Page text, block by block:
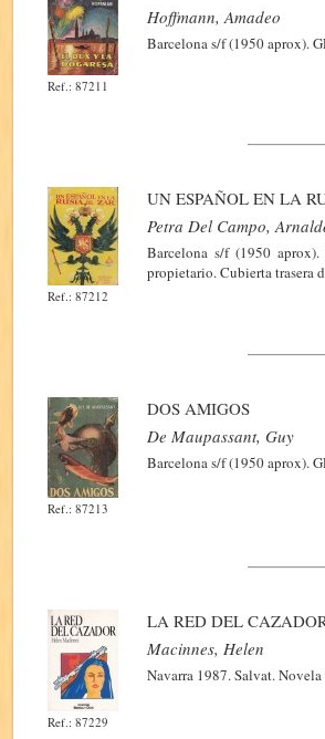
Ref.: 87211
Hoffmann, Amadeo
Barcelona s/f (1950 aprox).
Ref.: 87212
UN ESPAÑOL EN LA
Petra Del Campo,
Barcelona s/f (1950
propietario. Cubierta trasera
Ref.: 87213
DOS AMIGOS
De Maupassant, Guy
Barcelona s/f (1950 aprox).
Ref.: 87229
LA RED DEL
Macinnes, Helen
Navarra 1987. Salvat.